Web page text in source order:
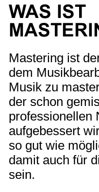
WAS IST
Mastering ist
dem
Musik zu
der schon
professionellen
aufgebessert
so gut wie
damit auch für
sein.